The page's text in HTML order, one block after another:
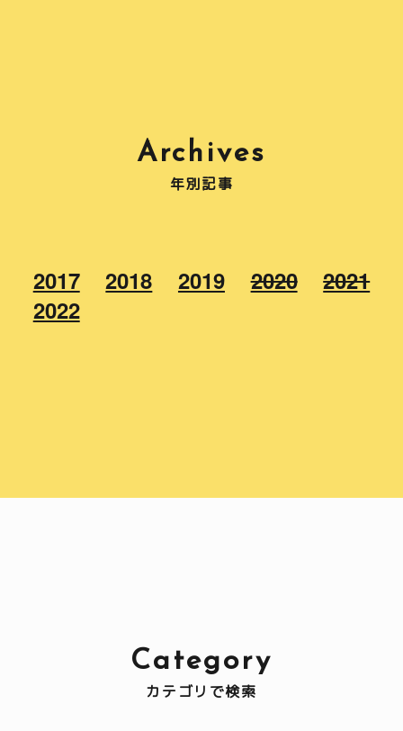
Archives
年別記事
2017 2018 2019 2020
2021
2022
Category
カテゴリで検索